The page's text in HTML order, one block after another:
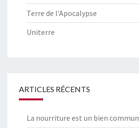
Terre de l'Apocalypse
Uniterre
ARTICLES RÉCENTS
La nourriture est un bien commun